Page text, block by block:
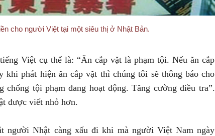
cho người Việt tại một siêu thị ở Nhật Bản.
Việt cụ thể là: “Ăn cắp vặt là phạm tội. Nếu ăn cắp
phát hiện ăn cắp vặt thì chúng tôi sẽ thông báo cho
chống tội phạm đang hoạt động. Tăng cường điều tra”.
được viết nhỏ hơn.
người Nhật càng xấu đi khi mà người Việt Nam ngày